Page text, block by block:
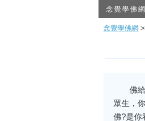
念覺學佛網
念覺學佛網
佛
眾生，
佛?是你